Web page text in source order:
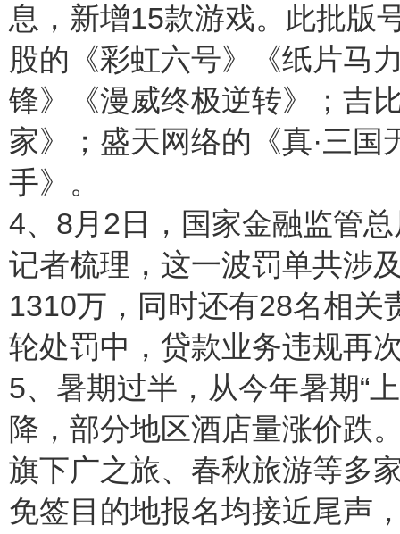
息，新增15款游戏。此批版
股的《彩虹六号》《纸片马
锋》《漫威终极逆转》；吉
家》；盛天网络的《真·三
手》。
4、8月2日，国家金融监管
记者梳理，这一波罚单共涉
1310万，同时还有28名相关
轮处罚中，贷款业务违规再
5、暑期过半，从今年暑期“
降，部分地区酒店量涨价跌
旗下广之旅、春秋旅游等多
免签目的地报名均接近尾声